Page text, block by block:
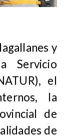
y
Servicio
el
la
de
de